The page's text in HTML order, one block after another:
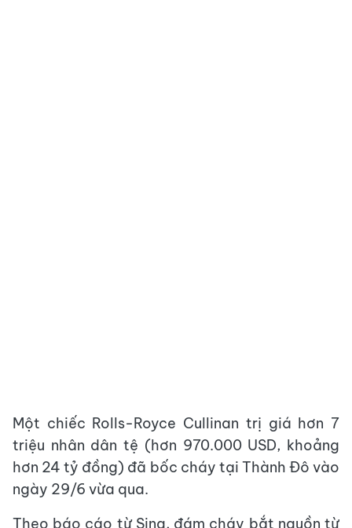
Một chiếc Rolls-Royce Cullinan trị giá hơn 7
triệu nhân dân tệ (hơn 970.000 USD, khoảng
hơn 24 tỷ đồng) đã bốc cháy tại Thành Đô vào
ngày 29/6 vừa qua.
Theo báo cáo từ Sina, đám cháy bắt nguồn từ